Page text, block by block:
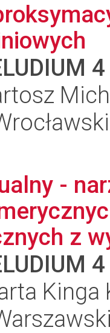
4
-
z
4
Kinga